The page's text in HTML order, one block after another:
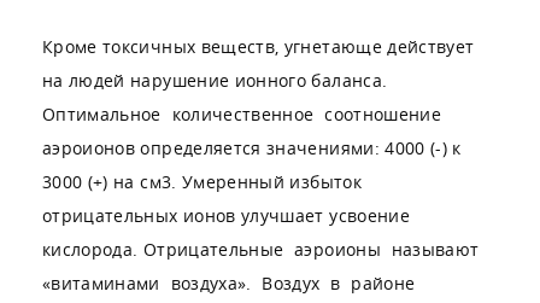
Кроме токсичных веществ, угнетающе действует
на людей нарушение ионного баланса.
Оптимальное количественное соотношение
аэроионов определяется значениями: 4000 (-) к
3000 (+) на см3. Умеренный избыток
отрицательных ионов улучшает усвоение
кислорода. Отрицательные аэроионы называют
«витаминами воздуха». Воздух в районе